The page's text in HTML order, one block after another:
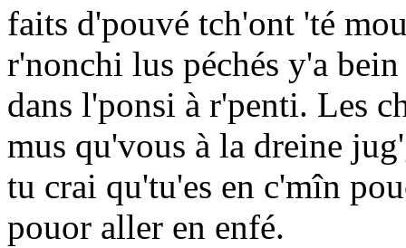
faits d'pouvé tch'ont 'té
r'nonchi lus péchés y'a
dans l'ponsi à r'penti. Les
mus qu'vous à la dreine
tu crai qu'tu'es en c'mîn
pouor aller en enfé.